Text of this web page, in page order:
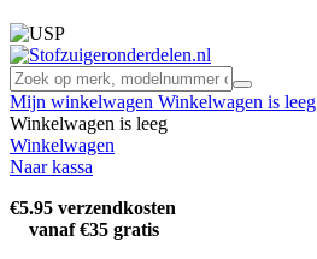
Mijn winkelwagen Winkelwagen is leeg
Winkelwagen is leeg
Winkelwagen
Naar kassa
€5.95 verzendkosten
vanaf €35 gratis